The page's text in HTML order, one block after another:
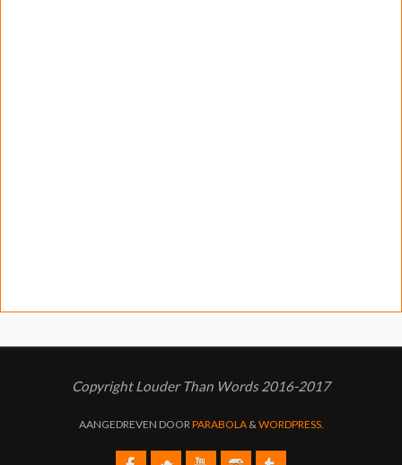
Copyright Louder Than Words 2016-2017
AANGEDREVEN DOORPARABOLA&WORDPRESS.